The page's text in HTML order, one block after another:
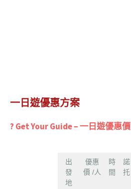
一日遊優惠方案
? Get Your Guide – 一日遊優惠價
出
發
地
優惠
價 /人
時
間
諾
托